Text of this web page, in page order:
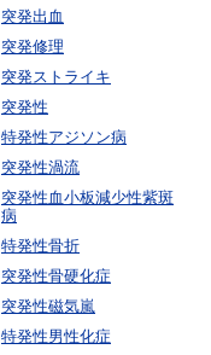
突発出血
突発修理
突発ストライキ
突発性
特発性アジソン病
突発性渦流
突発性血小板減少性紫斑
病
特発性骨折
突発性骨硬化症
突発性磁気嵐
特発性男性化症